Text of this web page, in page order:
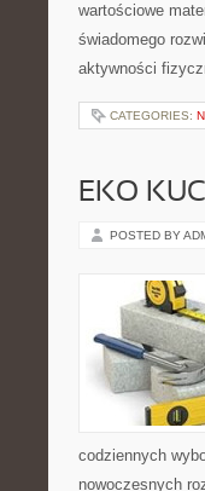
wartościowe
świadomego
aktywności
CATEGORIES:
EKO
POSTED BY
codziennych
nowoczesnych